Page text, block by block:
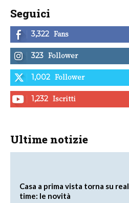
Seguici
3,322 Fans
323 Follower
1,002 Follower
1,232 Iscritti
Ultime notizie
Casa a prima vista torna su real
time: le novità